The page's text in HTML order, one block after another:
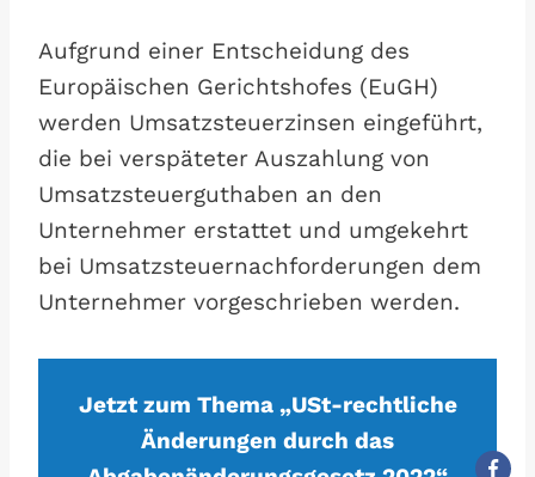
Aufgrund einer Entscheidung des
Europäischen Gerichtshofes (EuGH)
werden Umsatzsteuerzinsen eingeführt,
die bei verspäteter Auszahlung von
Umsatzsteuerguthaben an den
Unternehmer erstattet und umgekehrt
bei Umsatzsteuernachforderungen dem
Unternehmer vorgeschrieben werden.
Jetzt zum Thema „USt-rechtliche
Änderungen durch das